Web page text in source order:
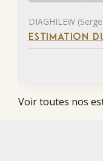
DIAGHILEW
ESTIMATION
Voir toutes nos